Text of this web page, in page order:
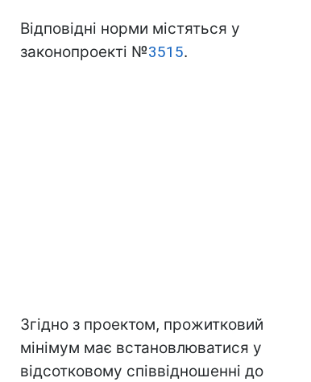
Відповідні норми містяться у
законопроекті №3515.
Згідно з проектом, прожитковий
мінімум має встановлюватися у
відсотковому співвідношенні до